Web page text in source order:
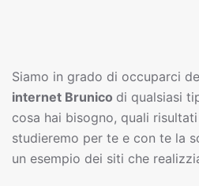
Siamo in grado di occuparci
internet Brunico di qualsiasi
cosa hai bisogno, quali
studieremo per te e con te la
un esempio dei siti che